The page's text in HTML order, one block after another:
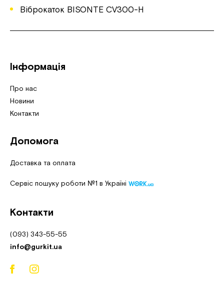
Віброкаток BISONTE CV300-H
Інформація
Про нас
Новини
Контакти
Допомога
Доставка та оплата
Сервіс пошуку роботи №1 в Україні
Контакти
(093) 343-55-55
info@gurkit.ua